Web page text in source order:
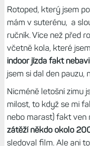
Rotoped, který jsem
mám v suterénu, a
ručník. Více než před
včetně kola, které
indoor jízda fakt
jsem si dal den pauzu,
Nicméně letošní zimu
milost, to když se mi
nebo marast) fakt ven
zátěží někdo okolo
sledoval film. Ale ani